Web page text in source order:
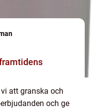
att granska och
och ge